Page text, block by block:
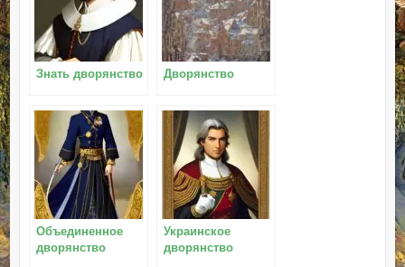
Знать дворянство Дворянство
Объединенное
дворянство
Украинское
дворянство